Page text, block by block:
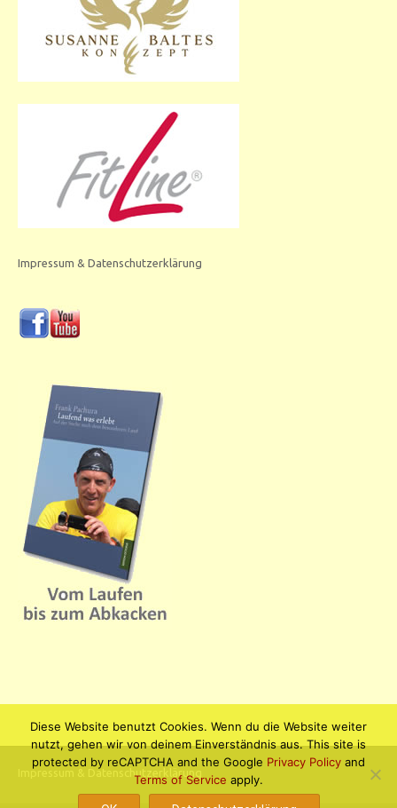
Impressum & Datenschutzerklärung
Impressum & Datenschutzerklärung
Diese Website benutzt Cookies. Wenn du die Website weiter
nutzt, gehen wir von deinem Einverständnis aus. This site is
protected by reCAPTCHA and the Google Privacy Policy and
Terms of Service apply.